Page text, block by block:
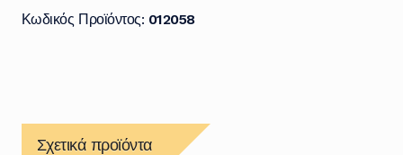
Κωδικός Προϊόντος: 012058
Σχετικά προϊόντα